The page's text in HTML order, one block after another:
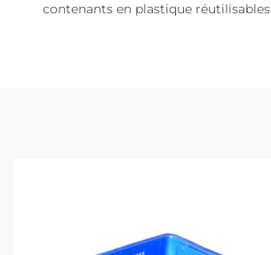
contenants en plastique réutilisables